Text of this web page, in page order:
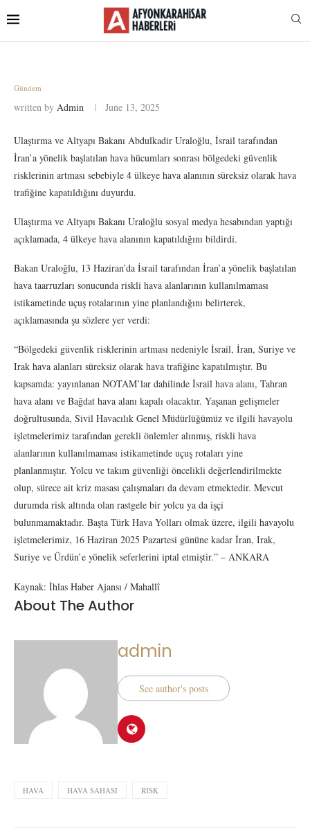
Gündem
written by Admin June 13, 2025
Ulaştırma ve Altyapı Bakanı Abdulkadir Uraloğlu, İsrail tarafından
İran’a yönelik başlatılan hava hücumları sonrası bölgedeki güvenlik
risklerinin artması sebebiyle 4 ülkeye hava alanının süreksiz olarak hava
trafiğine kapatıldığını duyurdu.
Ulaştırma ve Altyapı Bakanı Uraloğlu sosyal medya hesabından yaptığı
açıklamada, 4 ülkeye hava alanının kapatıldığını bildirdi.
Bakan Uraloğlu, 13 Haziran’da İsrail tarafından İran’a yönelik başlatılan
hava taarruzları sonucunda riskli hava alanlarının kullanılmaması
istikametinde uçuş rotalarının yine planlandığını belirterek,
açıklamasında şu sözlere yer verdi:
“Bölgedeki güvenlik risklerinin artması nedeniyle İsrail, İran, Suriye ve
Irak hava alanları süreksiz olarak hava trafiğine kapatılmıştır. Bu
kapsamda: yayınlanan NOTAM’lar dahilinde İsrail hava alanı, Tahran
hava alanı ve Bağdat hava alanı kapalı olacaktır. Yaşanan gelişmeler
doğrultusunda, Sivil Havacılık Genel Müdürlüğümüz ve ilgili havayolu
işletmelerimiz tarafından gerekli önlemler alınmış, riskli hava
alanlarının kullanılmaması istikametinde uçuş rotaları yine
planlanmıştır. Yolcu ve takım güvenliği öncelikli değerlendirilmekte
olup, sürece ait kriz masası çalışmaları da devam etmektedir. Mevcut
durumda risk altında olan rastgele bir yolcu ya da işçi
bulunmamaktadır. Başta Türk Hava Yolları olmak üzere, ilgili havayolu
işletmelerimiz, 16 Haziran 2025 Pazartesi gününe kadar İran, Irak,
Suriye ve Ürdün’e yönelik seferlerini iptal etmiştir.” – ANKARA
Kaynak: İhlas Haber Ajansı / Mahallî
About The Author
admin
See author's posts
HAVA HAVA SAHASI RISK